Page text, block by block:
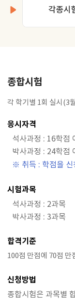
종합시험
각 학기별 1회 실시(3
응시자격
석사과정 : 16학점
박사과정 : 24학점
※ 취득 : 학점을 신
시험과목
석사과정 : 2과목
박사과정 : 3과목
합격기준
100점 만점에 70점 만
신청방법
종합시험은 과목별